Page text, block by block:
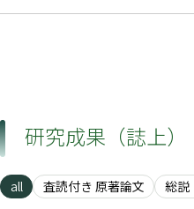
研究成果（誌上）
all 査読付き 原著論文 総説